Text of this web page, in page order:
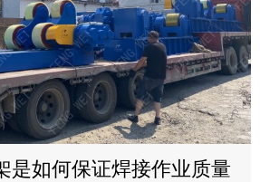
是如何保证焊接作业质量